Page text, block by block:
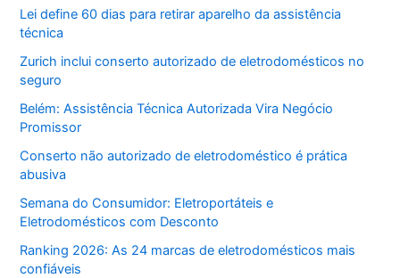
Lei define 60 dias para retirar aparelho da assistência
técnica
Zurich inclui conserto autorizado de eletrodomésticos no
seguro
Belém: Assistência Técnica Autorizada Vira Negócio
Promissor
Conserto não autorizado de eletrodoméstico é prática
abusiva
Semana do Consumidor: Eletroportáteis e
Eletrodomésticos com Desconto
Ranking 2026: As 24 marcas de eletrodomésticos mais
confiáveis